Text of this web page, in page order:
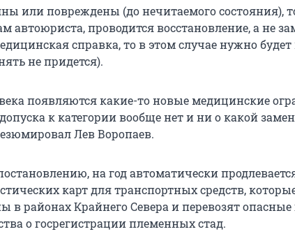
или повреждены (до нечитаемого состояния),
автоюриста, проводится восстановление, а не
справка, то в этом случае нужно
не придется).
появляются какие-то новые медицинские
к категории вообще нет и ни о какой
Лев Воропаев.
на год автоматически
карт для транспортных средств,
в районах Крайнего Севера и перевозят опасные
о госрегистрации племенных стад.